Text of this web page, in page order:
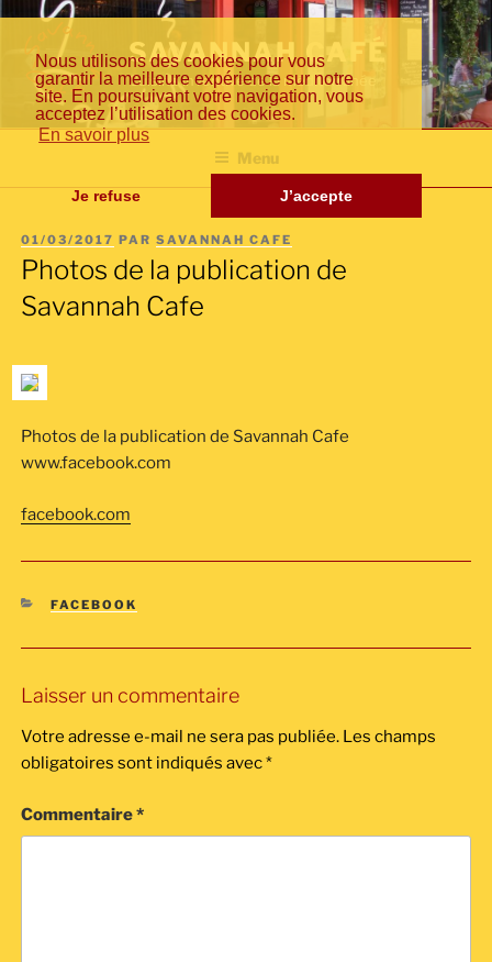
Nous utilisons des cookies pour vous
garantir la meilleure expérience sur notre
site. En poursuivant votre navigation, vous
acceptez l’utilisation des cookies.
En savoir plus
Je refuse J’accepte
contenu
principal
SAVANNAH CAFÉ
Cuisine inventive de la méditerranée
Menu
Fr
an
En
gli
日
本
PUBLIÉ
LE
01/03/2017 PAR SAVANNAH CAFE
Photos de la publication de
Savannah Cafe
Photos de la publication de Savannah Cafe
www.facebook.com
facebook.com
CATÉGORIES
FACEBOOK
Laisser un commentaire
Votre adresse e-mail ne sera pas publiée. Les champs
obligatoires sont indiqués avec*
Commentaire*